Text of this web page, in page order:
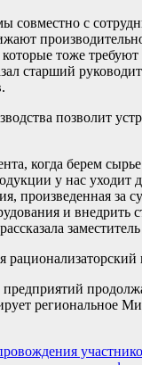
совместно с
тоже
старший
позволит
когда берем
у нас уходит
произведенная за
и
региональное